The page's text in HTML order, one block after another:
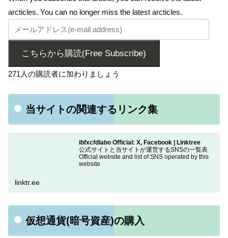
arcticles. You can no longer miss the latest arcticles.
こちらから購読(Free Subscribe)
271人の購読者に加わりましょう
当サイトの関連するリンク集
ibfxcfdlabo Official: X, Facebook | Linktree
公式サイトと当サイトが運営するSNSの一覧表
Official website and list of SNS operated by this
website
linktr.ee
仮想通貨(暗号資産)の購入